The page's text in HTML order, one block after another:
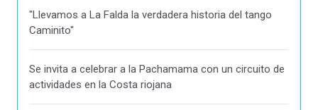
"Llevamos a La Falda la verdadera historia del tango
Caminito"
Se invita a celebrar a la Pachamama con un circuito de
actividades en la Costa riojana